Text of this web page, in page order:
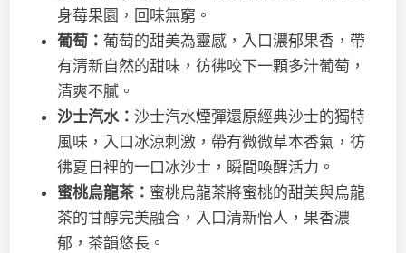
身莓果園，回味無窮。
葡萄：葡萄的甜美為靈感，入口濃郁果香，帶
有清新自然的甜味，彷彿咬下一顆多汁葡萄，
清爽不膩。
沙士汽水：沙士汽水煙彈還原經典沙士的獨特
風味，入口冰涼刺激，帶有微微草本香氣，彷
彿夏日裡的一口冰沙士，瞬間喚醒活力。
蜜桃烏龍茶： 蜜桃烏龍茶將蜜桃的甜美與烏龍
茶的甘醇完美融合，入口清新怡人，果香濃
郁，茶韻悠長。